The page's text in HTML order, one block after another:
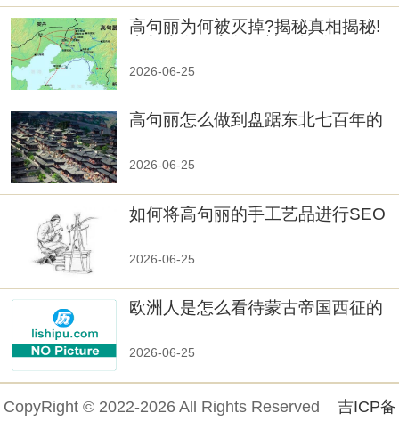
高句丽为何被灭掉?揭秘真相揭秘!
2026-06-25
高句丽怎么做到盘踞东北七百年的
2026-06-25
如何将高句丽的手工艺品进行SEO
2026-06-25
欧洲人是怎么看待蒙古帝国西征的
2026-06-25
CopyRight © 2022-2026 All Rights Reserved 吉ICP备